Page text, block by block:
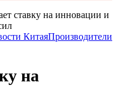
ставку на инновации и
КитаяПроизводители
на